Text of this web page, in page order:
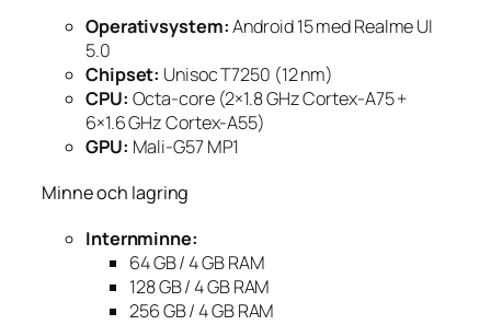
Operativsystem:Android 15 med Realme UI
5.0
Chipset: Unisoc T7250 (12 nm)
CPU: Octa-core (2×1.8 GHz Cortex-A75 +
6×1.6 GHz Cortex-A55)
GPU: Mali-G57 MP1
Minne och lagring
Internminne:
64 GB / 4 GB RAM
128 GB / 4 GB RAM
256 GB / 4 GB RAM